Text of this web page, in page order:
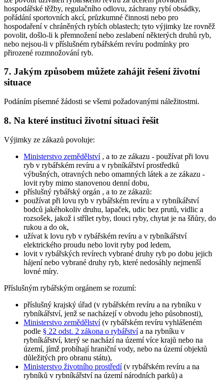
hospodářské těžby, regulačního odlovu, záchrany rybí obsádky,
pořádání sportovních akcí, průzkumné činnosti nebo pro
hospodaření v chráněných rybích oblastech; tyto výjimky lze rovněž
povolit, došlo-li k přemnožení nebo zeslabení některých druhů ryb,
nebo nejsou-li v příslušném rybářském revíru podmínky pro
přirozené rozmnožování ryb.
7. Jakým způsobem můžete zahájit řešení životní
situace
Podáním písemné žádosti se všemi požadovanými náležitostmi.
8. Na které instituci životní situaci řešit
Výjimky ze zákazů povoluje:
Ministerstvo zemědělství, a to ze zákazu - používat při lovu
ryb v rybářském revíru a v rybníkářství prostředků
výbušných, otravných nebo omamných látek a ze zákazu -
lovit ryby mimo stanovenou denní dobu,
příslušný rybářský orgán , a to ze zákazů:
používat při lovu ryb v rybářském revíru a v rybníkářství
bodců jakéhokoliv druhu, lapaček, udic bez prutů, vidlic a
rozsošek, jakož i střílet ryby, tlouci ryby, chytat je na šňůry, do
rukou a do ok,
užívat k lovu ryb v rybářském revíru a v rybníkářství
elektrického proudu nebo lovit ryby pod ledem,
lovit v rybářských revírech vybrané druhy ryb po dobu jejich
hájení nebo vybrané druhy ryb, které nedosáhly nejmenší
lovné míry.
Příslušným rybářským orgánem se rozumí:
příslušný krajský úřad (v rybářském revíru a na rybníku v
rybníkářství, jenž se nacházejí v obvodu jeho působnosti),
Ministerstvo zemědělství(v rybářském revíru vyhlášeném
podle § 22 odst. 2 zákona o rybářstvía na rybníku v
rybníkářství, který se nachází na území více krajů nebo na
území, jímž probíhají hraniční vody, nebo na území objektů
důležitých pro obranu státu),
Ministerstvo životního prostředí(v rybářském revíru a na
rybníků v rybníkářství na území národních parků) a